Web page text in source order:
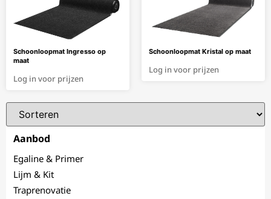
Aanbod
Egaline & Primer
Lijm & Kit
Traprenovatie
Schoonloopmat Ingresso op
maat
Log in voor prijzen
Schoonloopmat Kristal op maat
Log in voor prijzen